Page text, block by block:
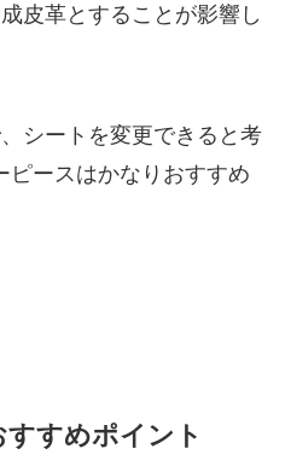
皮革とすることが影響し
シートを変更できると考
ピースはかなりおすすめ
すめポイント